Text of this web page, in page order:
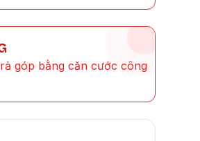
góp bằng căn cước công